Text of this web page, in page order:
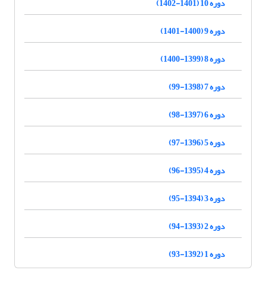
دوره 9 (1400-1401)
دوره 8 (1399-1400)
دوره 7 (1398-99)
دوره 6 (1397-98)
دوره 5 (1396-97)
دوره 4 (1395-96)
دوره 3 (1394-95)
دوره 2 (1393-94)
دوره 1 (1392-93)